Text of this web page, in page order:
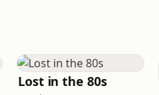
Lost in the 80s